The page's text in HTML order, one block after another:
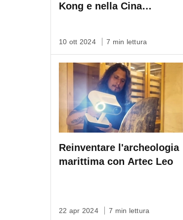
Kong e nella Cina
10 ott 2024 7 min lettura
Reinventare l'archeologia
marittima con Artec Leo
22 apr 2024 7 min lettura